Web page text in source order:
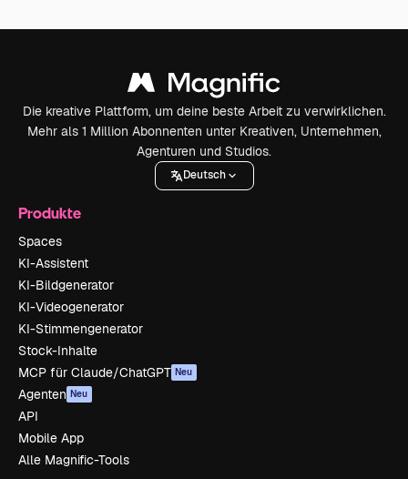
Die kreative Plattform, um deine beste Arbeit zu verwirklichen.
Mehr als 1 Million Abonnenten unter Kreativen, Unternehmen,
Agenturen und Studios.
Deutsch
Produkte
Spaces
KI-Assistent
KI-Bildgenerator
KI-Videogenerator
KI-Stimmengenerator
Stock-Inhalte
MCP für Claude/ChatGPT Neu
Agenten Neu
API
Mobile App
Alle Magnific-Tools